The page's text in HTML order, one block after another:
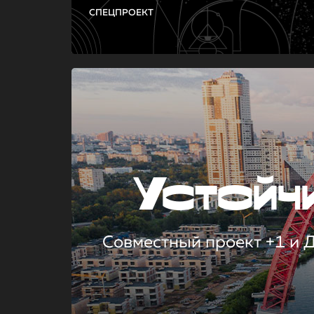
СПЕЦПРОЕКТ
Совместный проект +1 и